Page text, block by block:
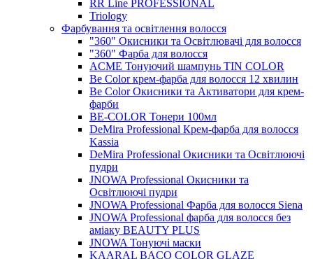
RR Line PROFESSIONAL
Triology
Фарбування та освітлення волосся
"360" Окисники та Освітлювачі для волосся
"360" Фарба для волосся
ACME Тонуючий шампунь TIN COLOR
Be Color крем-фарба для волосся 12 хвилин
Be Color Окисники та Активатори для крем-
фарби
BE-COLOR Тонери 100мл
DeMira Professional Крем-фарба для волосся
Kassia
DeMira Professional Окисники та Освітлюючі
пудри
JNOWA Professional Окисники та
Освітлюючі пудри
JNOWA Professional Фарба для волосся Siena
JNOWA Professional фарба для волосся без
аміаку BEAUTY PLUS
JNOWA Тонуючі маски
KAARAL BACO COLOR GLAZE